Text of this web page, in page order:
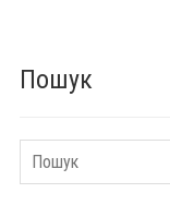
Пошук
Пошук